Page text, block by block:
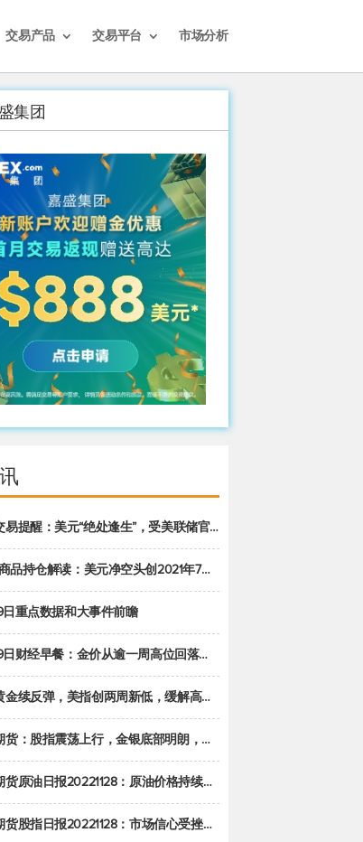
交易产品 交易平台 市场分析
集团
提醒：美元“绝处逢生”，受美联储官员鹰派讲话支撑
解读：美元净空头创2021年7月以来最大，黄金期货投机性净多头头寸减少
日重点数据和大事件前瞻
早餐：金价从逾一周高位回落，美联储官员重申鹰派立场推动美元回升
续反弹，美指创两周新低，缓解高通胀美国须治本
股指震荡上行，金银底部明朗，原油偏弱走势(20221128收评)
日报20221128：原油价格持续下降，市场关注OPEC+新一轮产能政策
股指日报20221128：市场信心受挫，股指全线回调